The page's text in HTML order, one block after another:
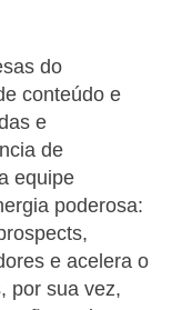
do
conteúdo e
e
de
equipe
poderosa:
e acelera o
por sua vez,